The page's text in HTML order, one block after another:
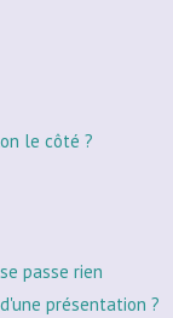
le côté ?
passe rien
présentation ?